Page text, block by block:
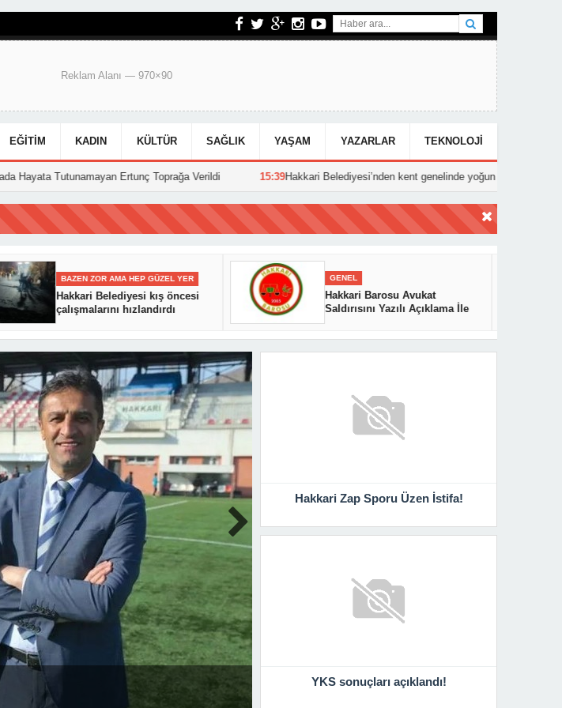
Reklam Alanı — 970×90
EĞITIM KADIN KÜLTÜR SAĞLIK YAŞAM YAZARLAR TEKNOLOJI
Ertunç Toprağa Verildi 15:39Hakkari Belediyesi’nden kent genelinde yoğun asfalt mesaisi
BAZEN ZOR AMA HEP GÜZEL YER
Hakkari Belediyesi kış öncesi
çalışmalarını hızlandırdı
GENEL
Hakkari Barosu Avukat
Saldırısını Yazılı Açıklama İle
Kınadı
YKS sonuçları açıklandı!
Hakkari Zap Sporu Üzen İstifa!
YKS sonuçları açıklandı!